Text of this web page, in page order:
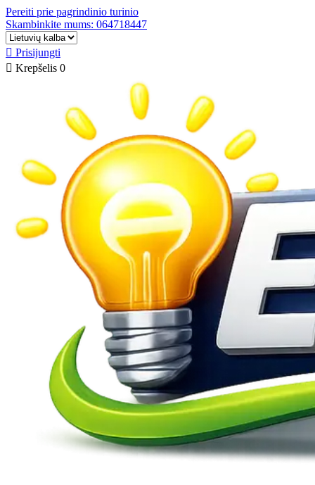
Pereiti prie pagrindinio turinio
Skambinkite mums: 064718447
 Prisijungti
 Krepšelis 0